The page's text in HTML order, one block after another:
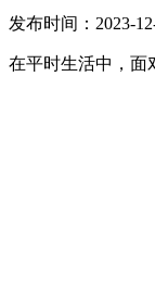
发布时间：2023-
在平时生活中，面